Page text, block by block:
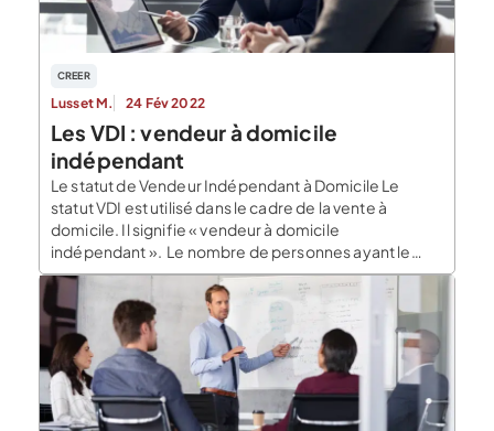
CREER
Lusset M. 24 Fév 2022
Les VDI : vendeur à domicile
indépendant
Le statut de Vendeur Indépendant à Domicile Le
statut VDI est utilisé dans le cadre de la vente à
domicile. Il signifie « vendeur à domicile
indépendant ». Le nombre de personnes ayant le
statut de VDI ne cesse d’augmenter depuis les
années 2000, et on considère que ce secteur crée
plus de 30 000 emplois par […]